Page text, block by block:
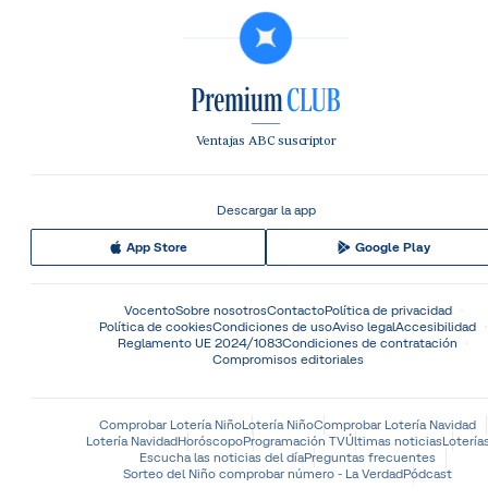
Ventajas ABC suscriptor
Descargar la app
App Store Google Play
VocentoSobre nosotrosContactoPolítica de privacidad
Política de cookiesCondiciones de usoAviso legalAccesibilidad
Reglamento UE 2024/1083Condiciones de contratación
Compromisos editoriales
Comprobar Lotería NiñoLotería NiñoComprobar Lotería Navidad
Lotería NavidadHoróscopoProgramación TVÚltimas noticias
Escucha las noticias del díaPreguntas frecuentes
Sorteo del Niño comprobar número - La VerdadPódcast